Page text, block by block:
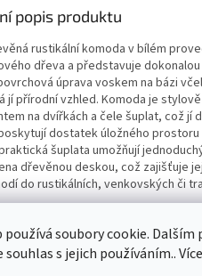
používá soubory cookie.
souhlas s jejich používáním..
popis produktu
rustikální komoda v bílém
dřeva a představuje
úprava voskem na bázi
jí přírodní vzhled. Komoda je
na dvířkách a čele šuplat, což jí
dostatek úložného
šuplata umožňují
dřevěnou deskou, což zajišťuje
do rustikálních, venkovských či
Masivní borovice Mexicana